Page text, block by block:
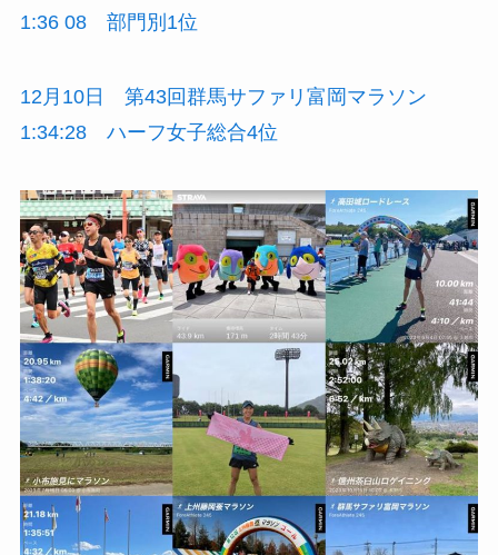
1:36 08 部門別1位
12月10日 第43回群馬サファリ富岡マラソン
1:34:28 ハーフ女子総合4位